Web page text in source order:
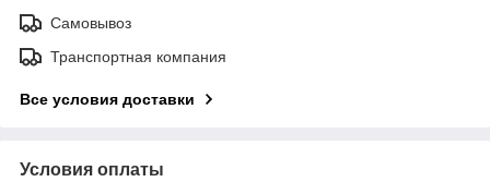
Самовывоз
Транспортная компания
Все условия доставки
Условия оплаты